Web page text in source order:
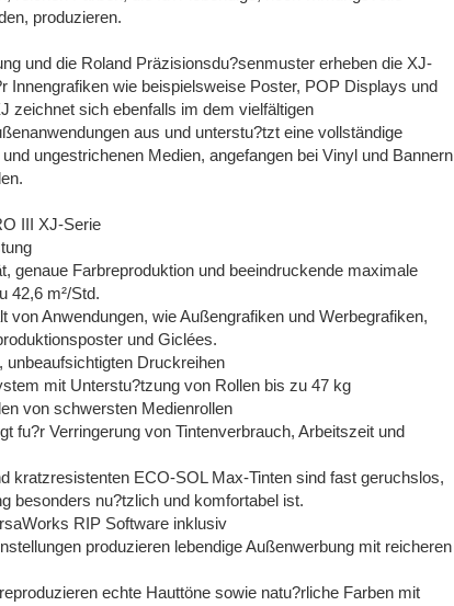
produzieren.
und die Roland Präzisionsdu?senmuster erheben die XJ-
Innengrafiken wie beispielsweise Poster, POP Displays und
zeichnet sich ebenfalls im dem vielfältigen
aus und unterstu?tzt eine vollständige
ungestrichenen Medien, angefangen bei Vinyl und Bannern
III XJ-Serie
genaue Farbreproduktion und beeindruckende maximale
42,6 m²/Std.
von Anwendungen, wie Außengrafiken und Werbegrafiken,
und Giclées.
unbeaufsichtigten Druckreihen
mit Unterstu?tzung von Rollen bis zu 47 kg
von schwersten Medienrollen
fu?r Verringerung von Tintenverbrauch, Arbeitszeit und
kratzresistenten ECO-SOL Max-Tinten sind fast geruchslos,
besonders nu?tzlich und komfortabel ist.
RIP Software inklusiv
produzieren lebendige Außenwerbung mit reicheren
reproduzieren echte Hauttöne sowie natu?rliche Farben mit